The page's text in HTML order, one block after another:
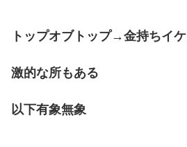
トップオブトップ→金持ちイ
激的な所もある
以下有象無象